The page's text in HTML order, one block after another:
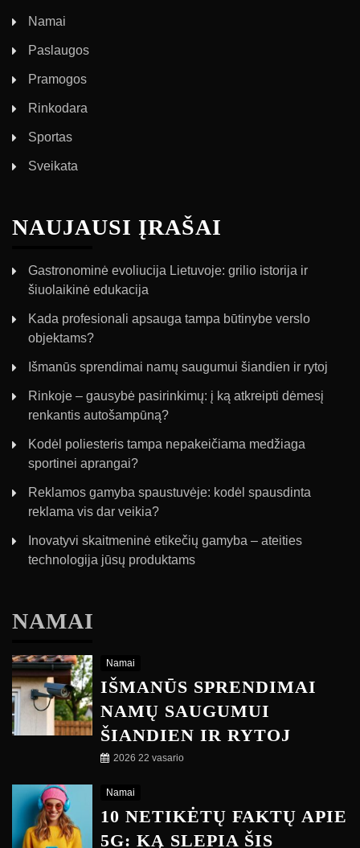
Namai
Paslaugos
Pramogos
Rinkodara
Sportas
Sveikata
NAUJAUSI ĮRAŠAI
Gastronominė evoliucija Lietuvoje: grilio istorija ir
šiuolaikinė edukacija
Kada profesionali apsauga tampa būtinybe verslo
objektams?
Išmanūs sprendimai namų saugumui šiandien ir rytoj
Rinkoje – gausybė pasirinkimų: į ką atkreipti dėmesį
renkantis autošampūną?
Kodėl poliesteris tampa nepakeičiama medžiaga
sportinei aprangai?
Reklamos gamyba spaustuvėje: kodėl spausdinta
reklama vis dar veikia?
Inovatyvi skaitmeninė etikečių gamyba – ateities
technologija jūsų produktams
NAMAI
Namai
IŠMANŪS SPRENDIMAI
NAMŲ SAUGUMUI
ŠIANDIEN IR RYTOJ
2026 22 vasario
Namai
10 NETIKĖTŲ FAKTŲ APIE
5G: KĄ SLEPIA ŠIS